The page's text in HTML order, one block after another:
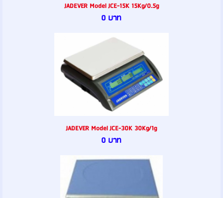
JADEVER Model JCE-15K 15Kg/0.5g
0 บาท
JADEVER Model JCE-30K 30Kg/1g
0 บาท